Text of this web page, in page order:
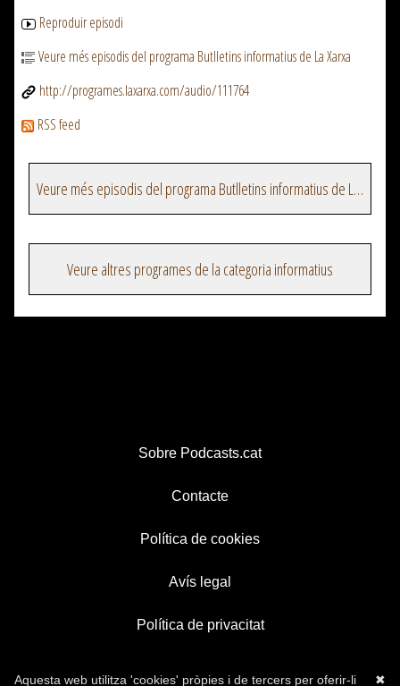
Reproduir episodi
Veure més episodis del programa Butlletins informatius de La Xarxa
http://programes.laxarxa.com/audio/111764
RSS feed
Veure més episodis del programa Butlletins informatius de La Xarxa
Veure altres programes de la categoria informatius
Sobre Podcasts.cat
Contacte
Política de cookies
Avís legal
Política de privacitat
✖
Aquesta web utilitza 'cookies' pròpies i de tercers per oferir-li